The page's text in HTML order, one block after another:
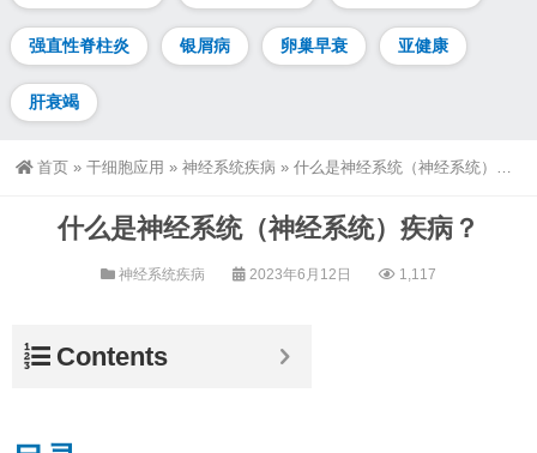
强直性脊柱炎 银屑病 卵巢早衰 亚健康
肝衰竭
首页 » 干细胞应用 » 神经系统疾病 » 什么是神经系统（神经系统）疾病？
什么是神经系统（神经系统）疾病？
神经系统疾病 2023年6月12日 1,117
Contents